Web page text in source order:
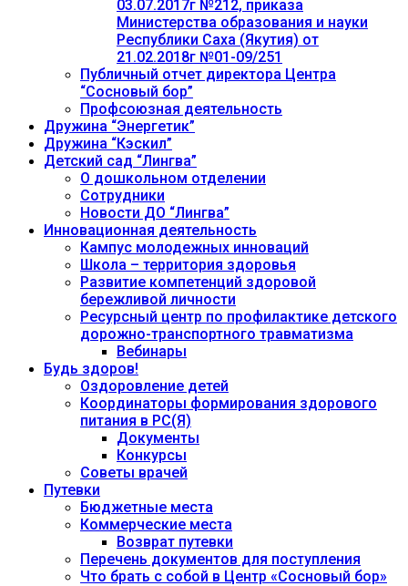
03.07.2017г №212, приказа
Министерства образования и науки
Республики Саха (Якутия) от
21.02.2018г №01-09/251
Публичный отчет директора Центра
“Сосновый бор”
Профсоюзная деятельность
Дружина “Энергетик”
Дружина “Кэскил”
Детский сад “Лингва”
О дошкольном отделении
Сотрудники
Новости ДО “Лингва”
Инновационная деятельность
Кампус молодежных инноваций
Школа – территория здоровья
Развитие компетенций здоровой
бережливой личности
Ресурсный центр по профилактике детского
дорожно-транспортного травматизма
Вебинары
Будь здоров!
Оздоровление детей
Координаторы формирования здорового
питания в РС(Я)
Документы
Конкурсы
Советы врачей
Путевки
Бюджетные места
Коммерческие места
Возврат путевки
Перечень документов для поступления
Что брать с собой в Центр «Сосновый бор»